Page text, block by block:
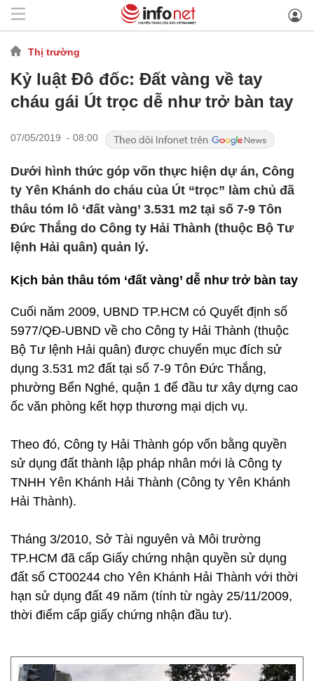
Thị trường
Kỷ luật Đô đốc: Đất vàng về tay
cháu gái Út trọc dễ như trở bàn tay
07/05/2019 - 08:00
Dưới hình thức góp vốn thực hiện dự án, Công
ty Yên Khánh do cháu của Út “trọc” làm chủ đã
thâu tóm lô ‘đất vàng’ 3.531 m2 tại số 7-9 Tôn
Đức Thắng do Công ty Hải Thành (thuộc Bộ Tư
lệnh Hải quân) quản lý.
Kịch bản thâu tóm ‘đất vàng’ dễ như trở bàn tay
Cuối năm 2009, UBND TP.HCM có Quyết định số
5977/QĐ-UBND về cho Công ty Hải Thành (thuộc
Bộ Tư lệnh Hải quân) được chuyển mục đích sử
dụng 3.531 m2 đất tại số 7-9 Tôn Đức Thắng,
phường Bến Nghé, quận 1 để đầu tư xây dựng cao
ốc văn phòng kết hợp thương mại dịch vụ.
Theo đó, Công ty Hải Thành góp vốn bằng quyền
sử dụng đất thành lập pháp nhân mới là Công ty
TNHH Yên Khánh Hải Thành (Công ty Yên Khánh
Hải Thành).
Tháng 3/2010, Sở Tài nguyên và Môi trường
TP.HCM đã cấp Giấy chứng nhận quyền sử dụng
đất số CT00244 cho Yên Khánh Hải Thành với thời
hạn sử dụng đất 49 năm (tính từ ngày 25/11/2009,
thời điểm cấp giấy chứng nhận đầu tư).